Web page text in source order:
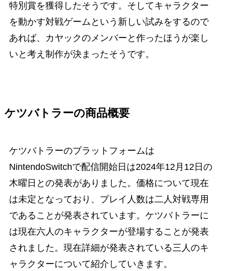
特別賞を獲得したそうです。そしてキャラクター
を動かす対戦ゲームという新しい試みをするので
あれば、カヤックのメンバーと作ったほうが楽し
いと考え制作が決まったそうです。
ケツバトラーの商品概要
ケツバトラーのプラットフォームは
NintendoSwitchで配信開始日は2024年12月12日の
木曜日との発表がありました。価格について現在
は未定となっており、プレイ人数は二人対戦専用
であることが発表されています。ケツバトラーに
は現在六人のキャラクターが登場することが発表
されました。現在詳細が発表されている三人のキ
ャラクターについて紹介していきます。